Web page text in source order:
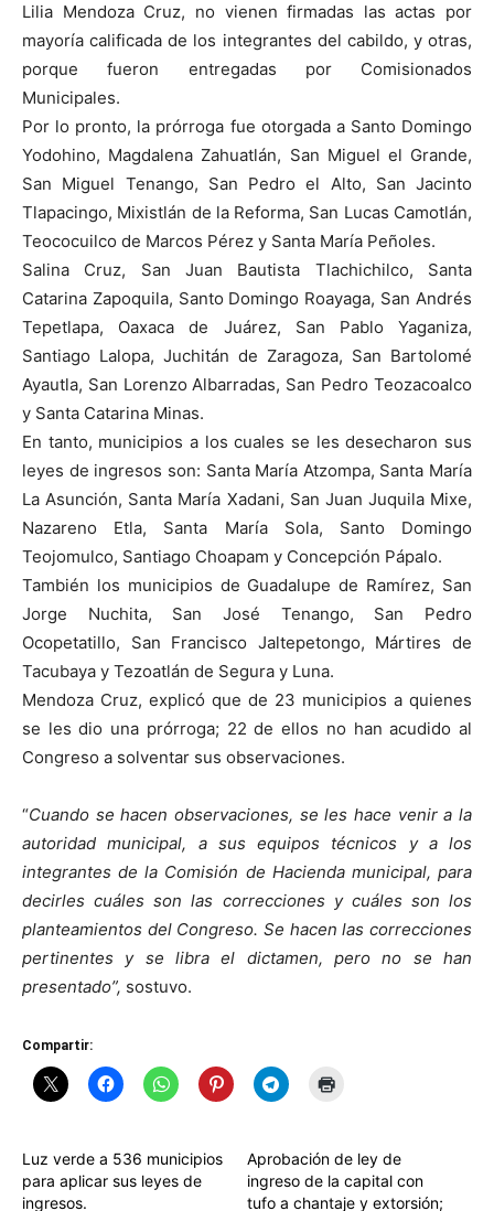
Lilia Mendoza Cruz, no vienen firmadas las actas por
mayoría calificada de los integrantes del cabildo, y otras,
porque fueron entregadas por Comisionados
Municipales.
Por lo pronto, la prórroga fue otorgada a Santo Domingo
Yodohino, Magdalena Zahuatlán, San Miguel el Grande,
San Miguel Tenango, San Pedro el Alto, San Jacinto
Tlapacingo, Mixistlán de la Reforma, San Lucas Camotlán,
Teococuilco de Marcos Pérez y Santa María Peñoles.
Salina Cruz, San Juan Bautista Tlachichilco, Santa
Catarina Zapoquila, Santo Domingo Roayaga, San Andrés
Tepetlapa, Oaxaca de Juárez, San Pablo Yaganiza,
Santiago Lalopa, Juchitán de Zaragoza, San Bartolomé
Ayautla, San Lorenzo Albarradas, San Pedro Teozacoalco
y Santa Catarina Minas.
En tanto, municipios a los cuales se les desecharon sus
leyes de ingresos son: Santa María Atzompa, Santa María
La Asunción, Santa María Xadani, San Juan Juquila Mixe,
Nazareno Etla, Santa María Sola, Santo Domingo
Teojomulco, Santiago Choapam y Concepción Pápalo.
También los municipios de Guadalupe de Ramírez, San
Jorge Nuchita, San José Tenango, San Pedro
Ocopetatillo, San Francisco Jaltepetongo, Mártires de
Tacubaya y Tezoatlán de Segura y Luna.
Mendoza Cruz, explicó que de 23 municipios a quienes
se les dio una prórroga; 22 de ellos no han acudido al
Congreso a solventar sus observaciones.
“Cuando se hacen observaciones, se les hace venir a la
autoridad municipal, a sus equipos técnicos y a los
integrantes de la Comisión de Hacienda municipal, para
decirles cuáles son las correcciones y cuáles son los
planteamientos del Congreso. Se hacen las correcciones
pertinentes y se libra el dictamen, pero no se han
presentado”, sostuvo.
Compartir:
Luz verde a 536 municipios
para aplicar sus leyes de
ingresos.
Aprobación de ley de
ingreso de la capital con
tufo a chantaje y extorsión;